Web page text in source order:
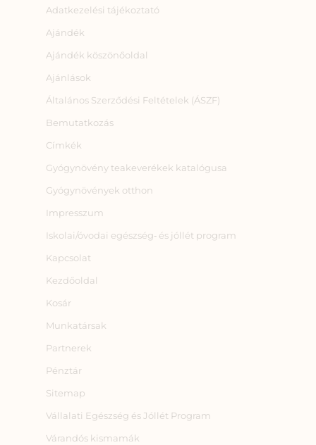
Adatkezelési tájékoztató
Ajándék
Ajándék köszönőoldal
Ajánlások
Általános Szerződési Feltételek (ÁSZF)
Bemutatkozás
Címkék
Gyógynövény teakeverékek katalógusa
Gyógynövények otthon
Impresszum
Iskolai/óvodai egészség‑ és jóllét program
Kapcsolat
Kezdőoldal
Kosár
Munkatársak
Partnerek
Pénztár
Sitemap
Vállalati Egészség és Jóllét Program
Várandós kismamák